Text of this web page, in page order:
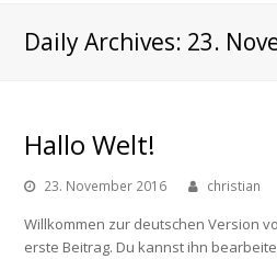
Daily Archives: 23.
Hallo Welt!
23. November 2016 christian
Willkommen zur deutschen Version
erste Beitrag. Du kannst ihn